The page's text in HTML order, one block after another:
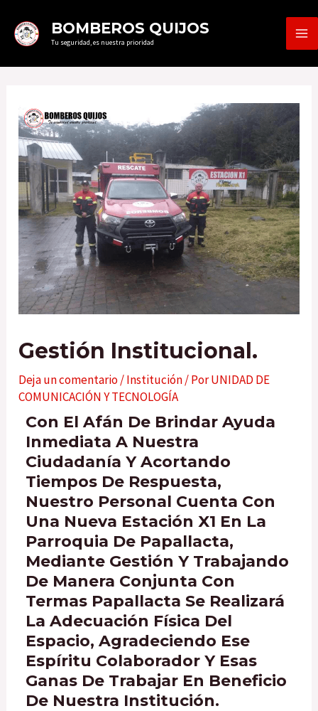
BOMBEROS QUIJOS
Tu seguridad, es nuestra prioridad
Gestión Institucional.
Deja un comentario/Institución/ PorUNIDAD DE
COMUNICACIÓN Y TECNOLOGÍA
Con El Afán De Brindar Ayuda
Inmediata A Nuestra
Ciudadanía Y Acortando
Tiempos De Respuesta,
Nuestro Personal Cuenta Con
Una Nueva Estación X1 En La
Parroquia De Papallacta,
Mediante Gestión Y Trabajando
De Manera Conjunta Con
Termas Papallacta Se Realizará
La Adecuación Física Del
Espacio, Agradeciendo Ese
Espíritu Colaborador Y Esas
Ganas De Trabajar En Beneficio
De Nuestra Institución.